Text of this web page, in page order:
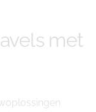
met